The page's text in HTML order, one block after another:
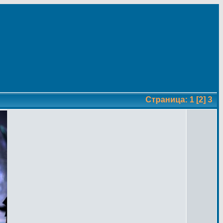
Страница: 1 [2] 3